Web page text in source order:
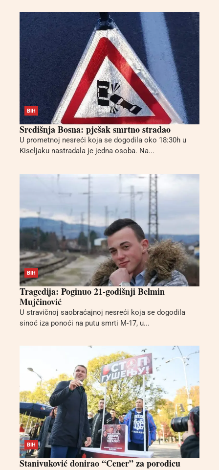
BIH
Središnja Bosna: pješak smrtno stradao
U prometnoj nesreći koja se dogodila oko 18:30h u
Kiseljaku nastradala je jedna osoba. Na...
BIH
Tragedija: Poginuo 21-godišnji Belmin
Mujčinović
U stravičnoj saobraćajnoj nesreći koja se dogodila
sinoć iza ponoći na putu smrti M-17, u...
BIH
Stanivuković donirao “Cener” za porodicu